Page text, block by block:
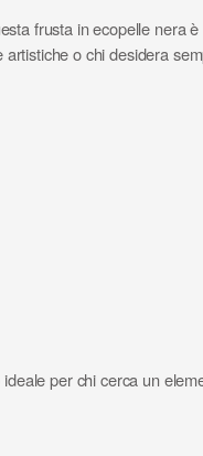
frusta in ecopelle nera
o chi desidera
per chi cerca un